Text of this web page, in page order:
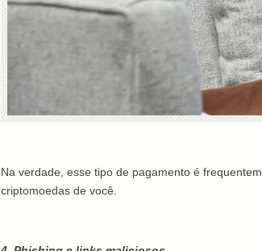
Na verdade, esse tipo de pagamento é
criptomoedas de você.